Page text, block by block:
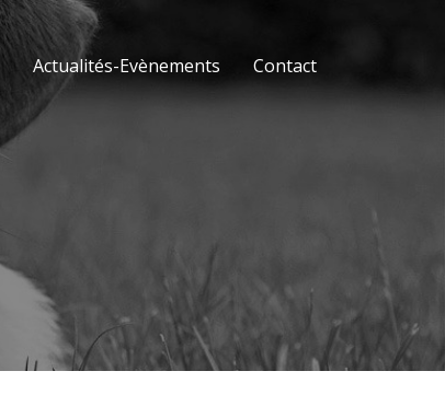
Actualités-Evènements Contact